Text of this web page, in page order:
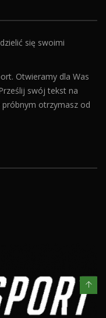
się swoimi
Otwieramy dla Was
swój tekst na
próbnym otrzymasz od